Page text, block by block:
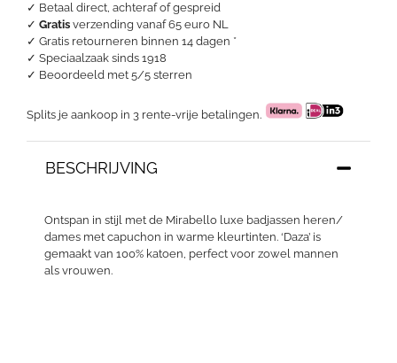
✓ Betaal direct, achteraf of gespreid
✓ Gratis verzending vanaf 65 euro NL
✓ Gratis retourneren binnen 14 dagen *
✓ Speciaalzaak sinds 1918
✓ Beoordeeld met 5/5 sterren
Splits je aankoop in 3 rente-vrije betalingen.
BESCHRIJVING
Ontspan in stijl met de Mirabello luxe badjassen heren/
dames met capuchon in warme kleurtinten. ‘Daza’ is
gemaakt van 100% katoen, perfect voor zowel mannen
als vrouwen.